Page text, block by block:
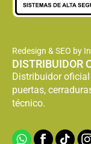
Redesign & SEO by
DISTRIBUIDOR
Distribuidor oficial
puertas,
técnico.